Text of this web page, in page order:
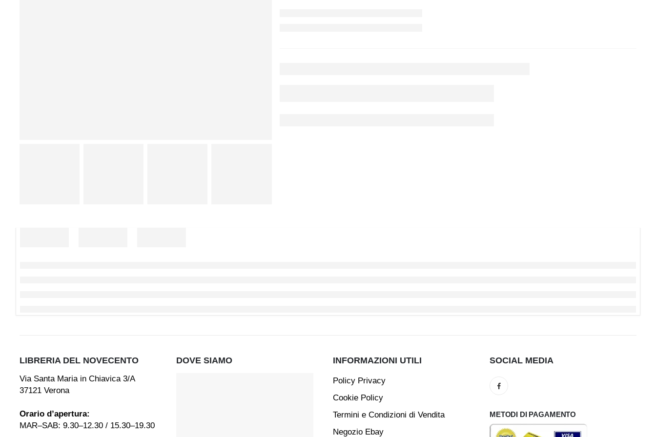
LIBRERIA DEL NOVECENTO
Via Santa Maria in Chiavica 3/A
37121 Verona
Orario d’apertura:
MAR–SAB: 9.30–12.30 / 15.30–19.30
DOVE SIAMO INFORMAZIONI UTILI
Policy Privacy
Cookie Policy
Termini e Condizioni di Vendita
Negozio Ebay
SOCIAL MEDIA
METODI DI PAGAMENTO